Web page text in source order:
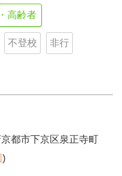
高齢者
不登校 非行
都市下京区泉正寺町
)